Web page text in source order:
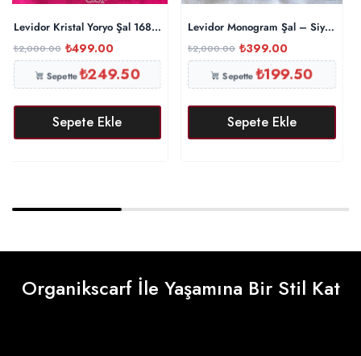
Levidor Kristal Yoryo Şal 16842 – Fuşya
₺2,000.00 ₺499.00
Sepette₺249.50
Sepete Ekle
Levidor Monogram Şal – Siyah
₺2,000.00 ₺399.00
Sepette₺199.50
Sepete Ekle
Organikscarf İle Yaşamına Bir Stil Kat